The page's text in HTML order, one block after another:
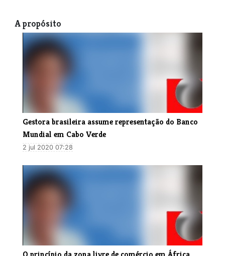
A propósito
Gestora brasileira assume representação do Banco
Mundial em Cabo Verde
2 jul 2020 07:28